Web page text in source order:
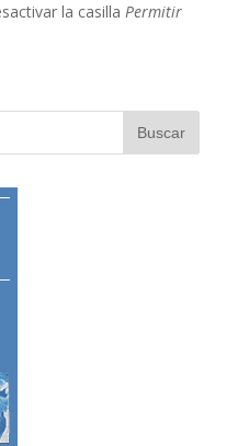
la casilla Permitir